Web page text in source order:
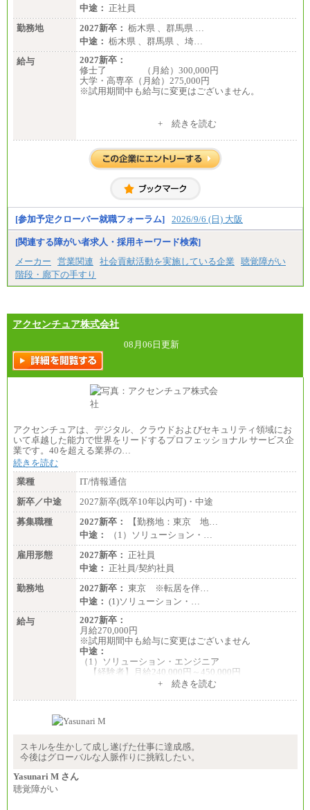
中途： 正社員
勤務地
2027新卒： 栃木県 、群馬県 …
中途： 栃木県 、群馬県 、埼…
給与
2027新卒：
修士了 （月給）300,000円
大学・高専卒（月給）275,000円
※試用期間中も給与に変更はございません。
大学・高専卒（月給）275,000円
※試用期間中も給与に変更はございません。
+ 続きを読む
[参加予定クローバー就職フォーラム] 2026/9/6 (日) 大阪
[関連する障がい者求人・採用キーワード検索]
メーカー
営業関連 社会貢献活動を実施している企業
聴覚障がい
階段・廊下の手すり
アクセンチュア株式会社
08月06日更新
アクセンチュアは、デジタル、クラウドおよびセキュリティ領域にお
いて卓越した能力で世界をリードするプロフェッショナル サービス企
業です。40を超える業界の…
続きを読む
業種
IT/情報通信
新卒／中途
2027新卒(既卒10年以内可)・中途
募集職種
2027新卒：
【勤務地：東京 地…
中途：
（1）ソリューション・…
雇用形態
2027新卒： 正社員
中途： 正社員/契約社員
勤務地
2027新卒： 東京 ※転居を伴…
中途： (1)ソリューション・…
給与
2027新卒：
月給270,000円
※試用期間中も給与に変更はございません
中途：
（1）ソリューション・エンジニア
【経験者】月給240,000円～450,000円
※地域や業務内容によって変動があります
※地域や業務内容によって変動があります
（2）一般事務
※地域や業務内容によって変動があります
（3）庶務/軽作業
+ 続きを読む
スキルを生かして成し遂げた仕事に達成感。
今後はグローバルな人脈作りに挑戦したい。
Yasunari M さん
聴覚障がい